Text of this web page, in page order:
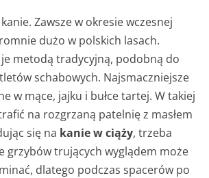
Zawsze w okresie wczesnej
dużo w polskich lasach.
metodą tradycyjną, podobną do
schabowych. Najsmaczniejsze
w mące, jajku i bułce tartej. W takiej
na rozgrzaną patelnię z masłem
się na kanie w ciąży, trzeba
grzybów trujących wyglądem może
dlatego podczas spacerów po